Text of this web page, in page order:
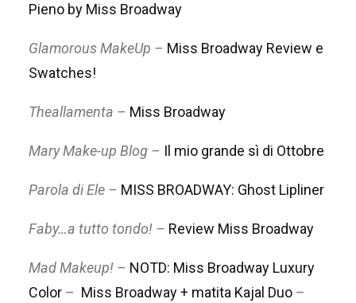
Pieno by Miss Broadway
Glamorous MakeUp – Miss Broadway Review e
Swatches!
Theallamenta – Miss Broadway
Mary Make-up Blog – Il mio grande sì di Ottobre
Parola di Ele – MISS BROADWAY: Ghost Lipliner
Faby…a tutto tondo! – Review Miss Broadway
Mad Makeup! – NOTD: Miss Broadway Luxury
Color – Miss Broadway + matita Kajal Duo –